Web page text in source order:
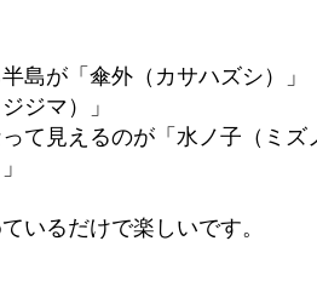
島が「傘外（カサハズシ）」
ジマ）」
て見えるのが「水ノ子（ミズ
いるだけで楽しいです。